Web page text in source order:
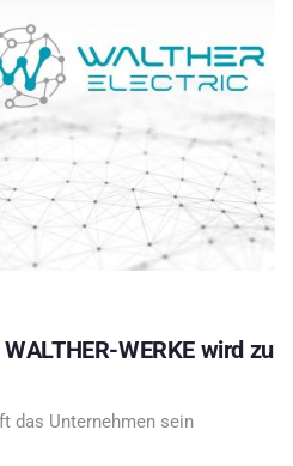
WERKE wird zu
das Unternehmen sein